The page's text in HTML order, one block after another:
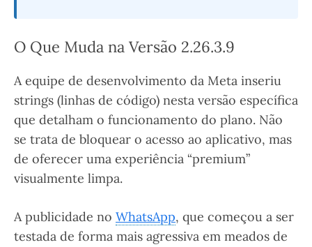
O Que Muda na Versão 2.26.3.9
A equipe de desenvolvimento da Meta inseriu
strings (linhas de código) nesta versão específica
que detalham o funcionamento do plano. Não
se trata de bloquear o acesso ao aplicativo, mas
de oferecer uma experiência “premium”
visualmente limpa.
A publicidade no WhatsApp, que começou a ser
testada de forma mais agressiva em meados de